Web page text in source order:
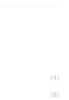
(4)
(8)